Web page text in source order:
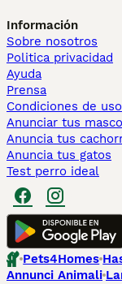
Información
Sobre nosotros
Politica privacidad
Ayuda
Prensa
Condiciones de uso
Anunciar tus
Anuncia tus
Anuncia tus gatos
Test perro ideal
Pets4Homes
Annunci Animali